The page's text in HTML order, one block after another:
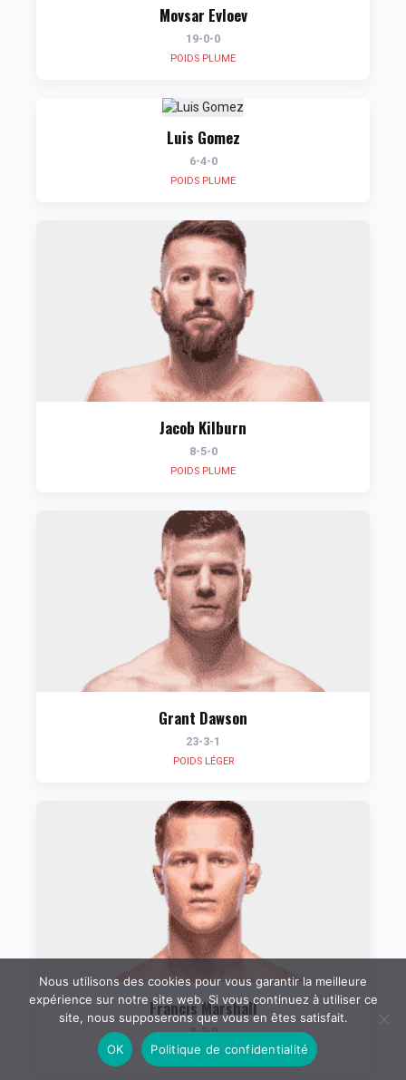
Movsar Evloev
19-0-0
POIDS PLUME
Luis Gomez
6-4-0
POIDS PLUME
Jacob Kilburn
8-5-0
POIDS PLUME
Grant Dawson
23-3-1
POIDS LÉGER
Francis Marshall
8-3-0
POIDS PLUME
Nous utilisons des cookies pour vous garantir la meilleure
expérience sur notre site web. Si vous continuez à utiliser ce
site, nous supposerons que vous en êtes satisfait.
OK Politique de confidentialité